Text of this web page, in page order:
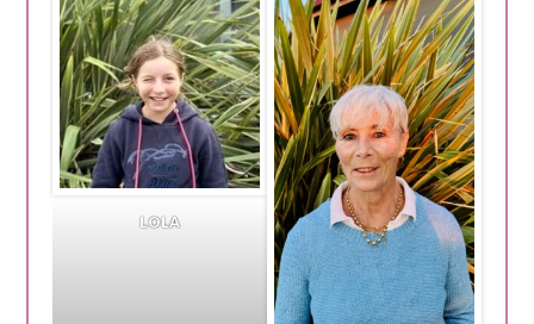
LOLA